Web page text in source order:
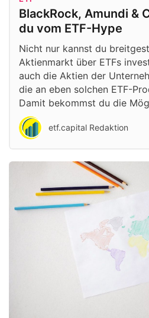
BlackRock, Amundi &
du vom ETF-Hype
Nicht nur kannst du
Aktienmarkt über ETFs
auch die Aktien der
die an eben solchen ETF-
Damit bekommst du die
etf.capital Redaktion